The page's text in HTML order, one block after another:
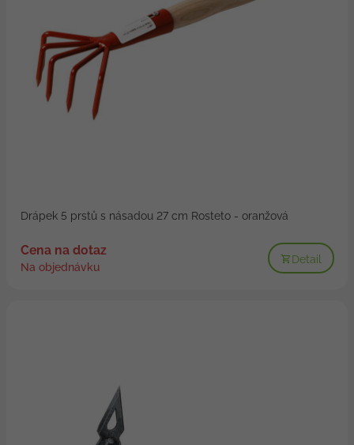
Drápek 5 prstů s násadou 27 cm Rosteto - oranžová
Cena na dotaz
Na objednávku
Detail